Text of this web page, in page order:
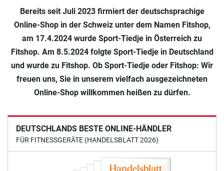
Bereits seit Juli 2023 firmiert der deutschsprachige
Online-Shop in der Schweiz unter dem Namen Fitshop,
am 17.4.2024 wurde Sport-Tiedje in Österreich zu
Fitshop. Am 8.5.2024 folgte Sport-Tiedje in Deutschland
und wurde zu Fitshop. Ob Sport-Tiedje oder Fitshop: Wir
freuen uns, Sie in unserem vielfach ausgezeichneten
Online-Shop willkommen heißen zu dürfen.
DEUTSCHLANDS BESTE ONLINE-HÄNDLER
FÜR FITNESSGERÄTE (HANDELSBLATT 2026)